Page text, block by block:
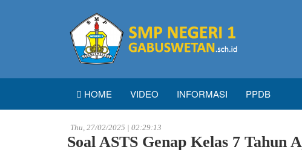
HOME VIDEO INFORMASI PPDB
Thu, 27/02/2025 | 02:29:13
Soal ASTS Genap Kelas 7 Tahun